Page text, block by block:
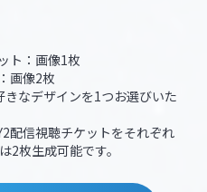
ト：画像1枚
画像2枚
なデザインを1つお選びいた
配信視聴チケットをそれぞれ
2枚生成可能です。